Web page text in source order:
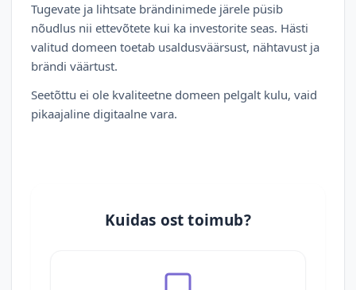
Tugevate ja lihtsate brändinimede järele püsib
nõudlus nii ettevõtete kui ka investorite seas. Hästi
valitud domeen toetab usaldusväärsust, nähtavust ja
brändi väärtust.
Seetõttu ei ole kvaliteetne domeen pelgalt kulu, vaid
pikaajaline digitaalne vara.
Kuidas ost toimub?